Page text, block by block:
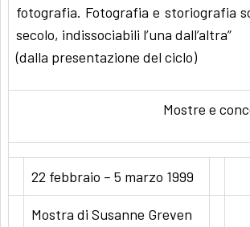
fotografia. Fotografia e storiografia
secolo, indissociabili l’una dall’altra”
(dalla presentazione del ciclo)
Mostre e
22 febbraio – 5 marzo 1999
Mostra di Susanne Greven